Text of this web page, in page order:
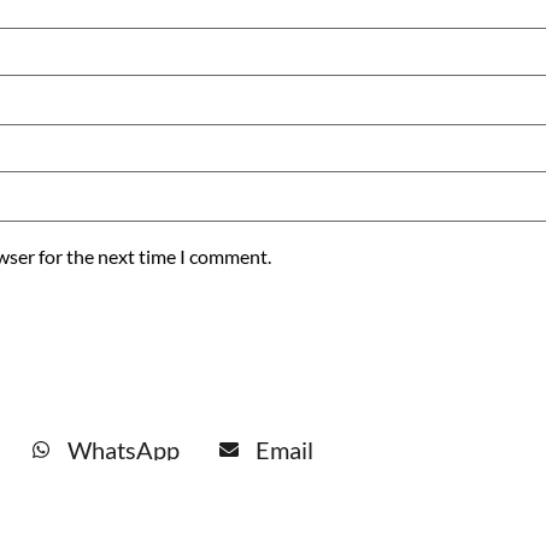
for the next time I comment.
WhatsApp Email